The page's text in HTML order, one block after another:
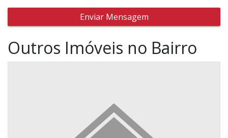
Enviar Mensagem
Outros Imóveis no Bairro